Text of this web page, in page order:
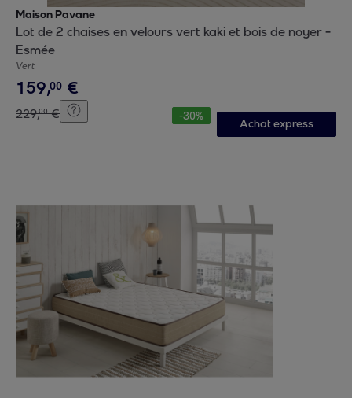
Maison Pavane
Lot de 2 chaises en velours vert kaki et bois de noyer -
Esmée
Vert
159,00 €
229,00 € -30%
Achat express